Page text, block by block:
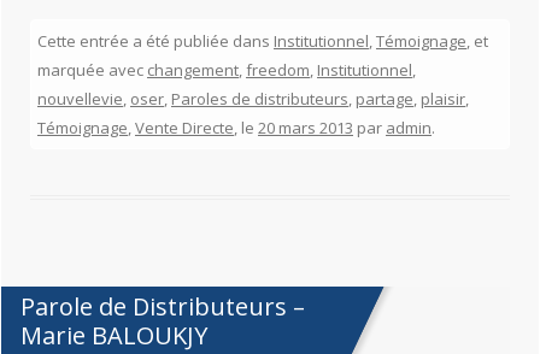
Cette entrée a été publiée dans Institutionnel,Témoignage, et
marquée avec changement,freedom, Institutionnel,
nouvellevie, oser, Paroles de distributeurs, partage, plaisir,
Témoignage,Vente Directe, le 20 mars 2013 par admin.
Parole de Distributeurs –
Marie BALOUKJY